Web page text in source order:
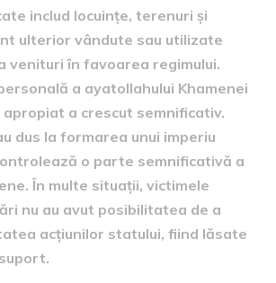
includ locuințe, terenuri și
ulterior vândute sau utilizate
venituri în favoarea regimului.
a ayatollahului Khamenei
apropiat a crescut semnificativ.
dus la formarea unui imperiu
o parte semnificativă a
În multe situații, victimele
nu au avut posibilitatea de a
acțiunilor statului, fiind lăsate